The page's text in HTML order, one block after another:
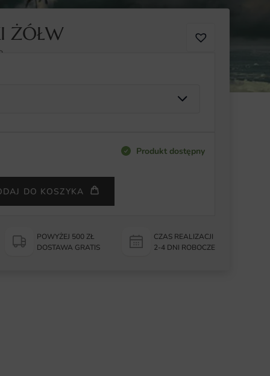
ŻÓŁW
Produkt dostępny
DO KOSZYKA
POWYŻEJ 500 ZŁ
DOSTAWA GRATIS
CZAS REALIZACJI
2-4 DNI ROBOCZE